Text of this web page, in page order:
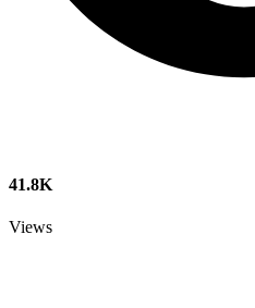
41.8K
Views